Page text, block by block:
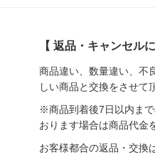
【 返品・キャンセル
商品違い、数量違い、不
しい商品と交換をさせて
※商品到着後7日以内ま
おります場合は商品代金
お客様都合の返品・交換